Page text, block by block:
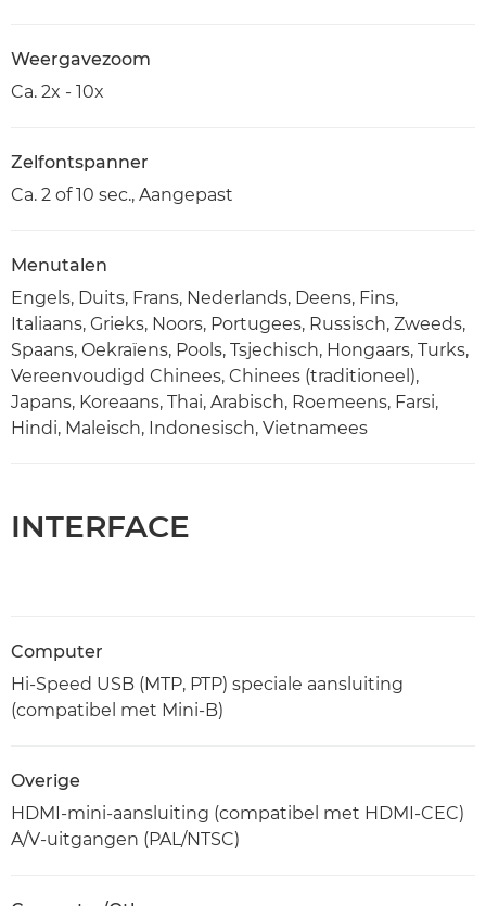
Weergavezoom
Ca. 2x - 10x
Zelfontspanner
Ca. 2 of 10 sec., Aangepast
Menutalen
Engels, Duits, Frans, Nederlands, Deens, Fins,
Italiaans, Grieks, Noors, Portugees, Russisch, Zweeds,
Spaans, Oekraïens, Pools, Tsjechisch, Hongaars, Turks,
Vereenvoudigd Chinees, Chinees (traditioneel),
Japans, Koreaans, Thai, Arabisch, Roemeens, Farsi,
Hindi, Maleisch, Indonesisch, Vietnamees
INTERFACE
Computer
Hi-Speed USB (MTP, PTP) speciale aansluiting
(compatibel met Mini-B)
Overige
HDMI-mini-aansluiting (compatibel met HDMI-CEC)
A/V-uitgangen (PAL/NTSC)